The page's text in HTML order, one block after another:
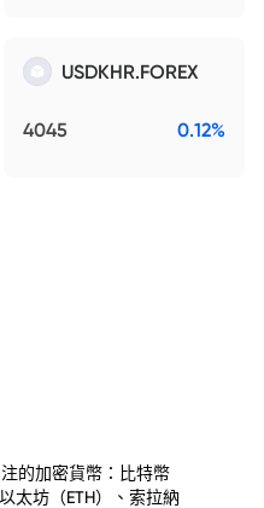
USDKHR.FOREX
4045 0.12%
的加密貨幣：比特幣
以太坊（ETH）、索拉納